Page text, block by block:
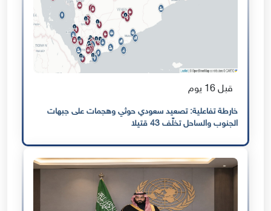
قبل 16 يوم
خارطة تفاعلية: تصعيد سعودي حوثي وهجمات على جبهات
الجنوب والساحل تخلّف 43 قتيلا